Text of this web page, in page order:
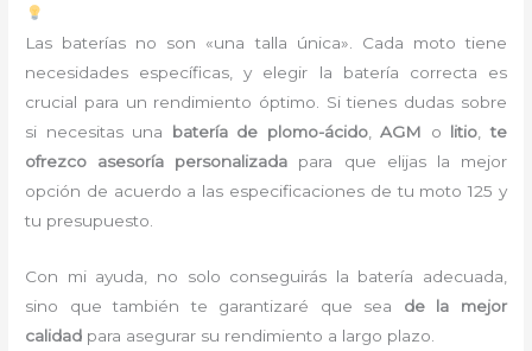
Las baterías no son «una talla única». Cada moto tiene
necesidades específicas, y elegir la batería correcta es
crucial para un rendimiento óptimo. Si tienes dudas sobre
si necesitas una batería de plomo-ácido,AGM o litio ,te
ofrezco asesoría personalizada para que elijas la mejor
opción de acuerdo a las especificaciones de tu moto 125 y
tu presupuesto.
Con mi ayuda, no solo conseguirás la batería adecuada,
sino que también te garantizaré que sea de la mejor
calidad para asegurar su rendimiento a largo plazo.